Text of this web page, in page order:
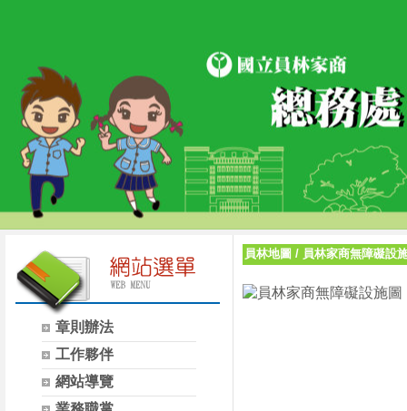
章則辦法
工作夥伴
網站導覽
員林地圖 / 員林家商無障礙設